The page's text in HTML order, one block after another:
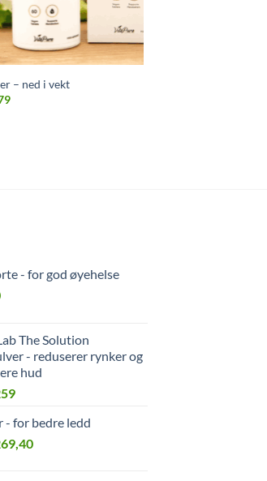
– ned i vekt
Nåværende
- for god øyehelse
Nåværende
kr0. The Solution
- reduserer rynker og
hud
Nåværende
er:
kr259.
- for bedre ledd
Nåværende